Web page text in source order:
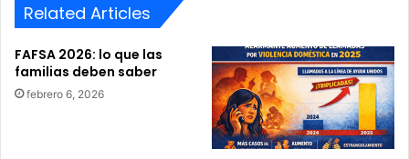
Related Articles
FAFSA 2026: lo que las
familias deben saber
febrero 6, 2026